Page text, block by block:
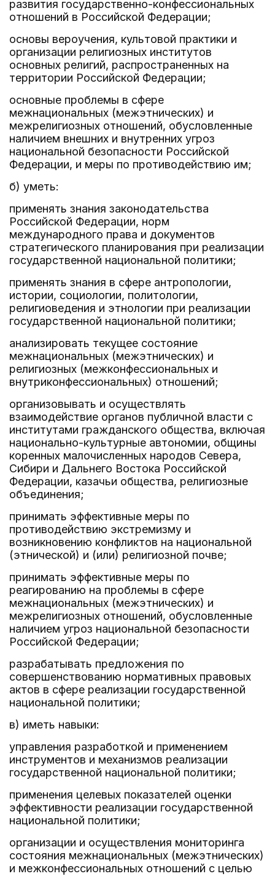
развития государственно-конфессиональных
отношений в Российской Федерации;
основы вероучения, культовой практики и
организации религиозных институтов
основных религий, распространенных на
территории Российской Федерации;
основные проблемы в сфере
межнациональных (межэтнических) и
межрелигиозных отношений, обусловленные
наличием внешних и внутренних угроз
национальной безопасности Российской
Федерации, и меры по противодействию им;
б) уметь:
применять знания законодательства
Российской Федерации, норм
международного права и документов
стратегического планирования при реализации
государственной национальной политики;
применять знания в сфере антропологии,
истории, социологии, политологии,
религиоведения и этнологии при реализации
государственной национальной политики;
анализировать текущее состояние
межнациональных (межэтнических) и
религиозных (межконфессиональных и
внутриконфессиональных) отношений;
организовывать и осуществлять
взаимодействие органов публичной власти с
институтами гражданского общества, включая
национально-культурные автономии, общины
коренных малочисленных народов Севера,
Сибири и Дальнего Востока Российской
Федерации, казачьи общества, религиозные
объединения;
принимать эффективные меры по
противодействию экстремизму и
возникновению конфликтов на национальной
(этнической) и (или) религиозной почве;
принимать эффективные меры по
реагированию на проблемы в сфере
межнациональных (межэтнических) и
межрелигиозных отношений, обусловленные
наличием угроз национальной безопасности
Российской Федерации;
разрабатывать предложения по
совершенствованию нормативных правовых
актов в сфере реализации государственной
национальной политики;
в) иметь навыки:
управления разработкой и применением
инструментов и механизмов реализации
государственной национальной политики;
применения целевых показателей оценки
эффективности реализации государственной
национальной политики;
организации и осуществления мониторинга
состояния межнациональных (межэтнических)
и межконфессиональных отношений с целью